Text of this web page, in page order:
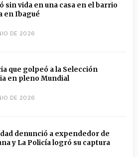
sin vida en una casa en el barrio
en Ibagué
DE 2026
que golpeó a la Selección
en pleno Mundial
DE 2026
denunció a expendedor de
y La Policía logró su captura